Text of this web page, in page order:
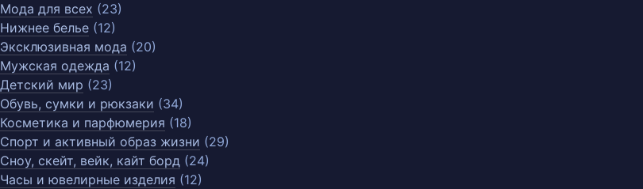
Мода для всех (23)
Нижнее белье (12)
Эксклюзивная мода (20)
Мужская одежда (12)
Детский мир (23)
Обувь, сумки и рюкзаки (34)
Косметика и парфюмерия (18)
Спорт и активный образ жизни (29)
Сноу, скейт, вейк, кайт борд (24)
Часы и ювелирные изделия (12)